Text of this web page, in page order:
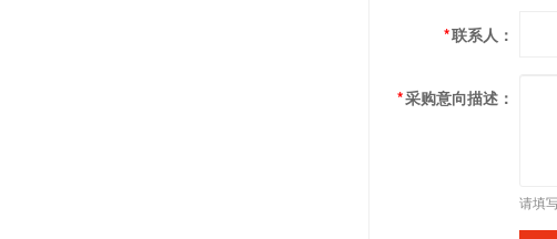
*联系人：
*采购意向描述：
请填